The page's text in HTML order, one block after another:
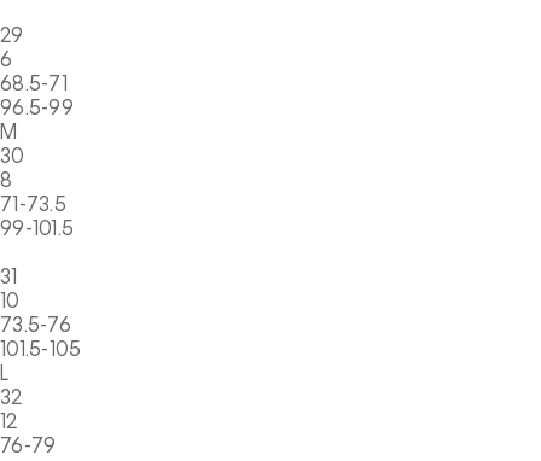
29
6
68.5-71
96.5-99
M
30
8
71-73.5
99-101.5
31
10
73.5-76
101.5-105
L
32
12
76-79